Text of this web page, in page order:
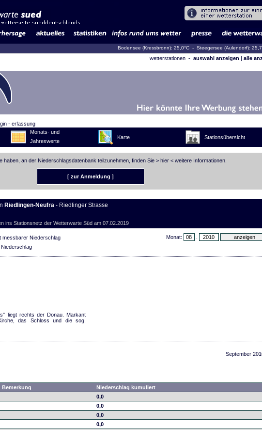
Bodensee (Kressbronn): 25,0°C - Steegersee (Aulendorf):
wetterstationen - auswahl anzeigen | alle
- erfassung
Monats- und
Jahreswerte
Karte Stationsübersicht
haben, an der Niederschlagsdatenbank teilzunehmen, finden Sie > hier< weitere Informationen.
[ zur Anmeldung ]
Riedlingen-Neufra- Riedlinger Strasse
ins Stationsnetz der Wetterwarte Süd am 07.02.2019
Monat:
messbarer Niederschlag
Niederschlag
liegt rechts der Donau. Markant
das Schloss und die sog.
September
Bemerkung
Niederschlag kumuliert
0,0
0,0
0,0
0,0